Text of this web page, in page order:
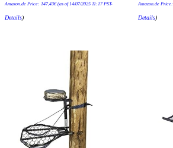
Amazon.de Price: 147,43€(as of 14/07/2025 11:17 PST-
Details)
Amazon.de Price:
Details)